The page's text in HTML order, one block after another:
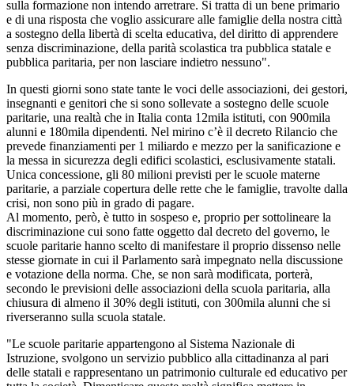
sulla formazione non intendo arretrare. Si tratta di un bene primario
e di una risposta che voglio assicurare alle famiglie della nostra città
a sostegno della libertà di scelta educativa, del diritto di apprendere
senza discriminazione, della parità scolastica tra pubblica statale e
pubblica paritaria, per non lasciare indietro nessuno".
In questi giorni sono state tante le voci delle associazioni, dei gestori,
insegnanti e genitori che si sono sollevate a sostegno delle scuole
paritarie, una realtà che in Italia conta 12mila istituti, con 900mila
alunni e 180mila dipendenti. Nel mirino c’è il decreto Rilancio che
prevede finanziamenti per 1 miliardo e mezzo per la sanificazione e
la messa in sicurezza degli edifici scolastici, esclusivamente statali.
Unica concessione, gli 80 milioni previsti per le scuole materne
paritarie, a parziale copertura delle rette che le famiglie, travolte dalla
crisi, non sono più in grado di pagare.
Al momento, però, è tutto in sospeso e, proprio per sottolineare la
discriminazione cui sono fatte oggetto dal decreto del governo, le
scuole paritarie hanno scelto di manifestare il proprio dissenso nelle
stesse giornate in cui il Parlamento sarà impegnato nella discussione
e votazione della norma. Che, se non sarà modificata, porterà,
secondo le previsioni delle associazioni della scuola paritaria, alla
chiusura di almeno il 30% degli istituti, con 300mila alunni che si
riverseranno sulla scuola statale.
"Le scuole paritarie appartengono al Sistema Nazionale di
Istruzione, svolgono un servizio pubblico alla cittadinanza al pari
delle statali e rappresentano un patrimonio culturale ed educativo per